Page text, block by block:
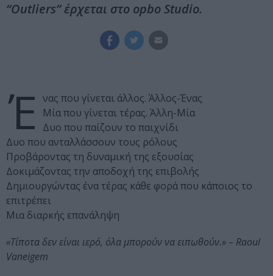
“Outliers” έρχεται στο opbo Studio.
Έ νας που γίνεται άλλος. Άλλος-Ένας
Μία που γίνεται τέρας. Άλλη-Μία
Δυο που παίζουν το παιχνίδι
Δυο που ανταλλάσσουν τους ρόλους
Προβάροντας τη δυναμική της εξουσίας
Δοκιμάζοντας την αποδοχή της επιβολής
Δημιουργώντας ένα τέρας κάθε φορά που κάποιος το
επιτρέπει
Μια διαρκής επανάληψη
«Τίποτα δεν είναι ιερό, όλα μπορούν να ειπωθούν.» – Raoul
Vaneigem